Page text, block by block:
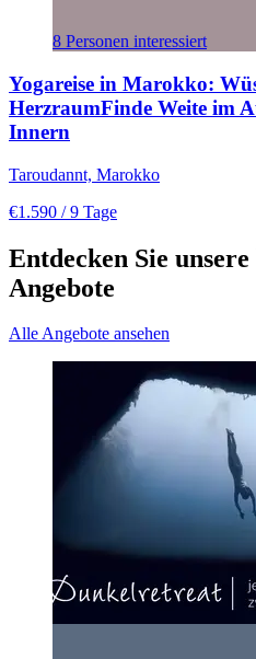
8 Personen interessiert
Yogareise in Marokko:
HerzraumFinde Weite im
Innern
Taroudannt, Marokko
€1.590 / 9 Tage
Entdecken Sie
Angebote
Alle Angebote ansehen